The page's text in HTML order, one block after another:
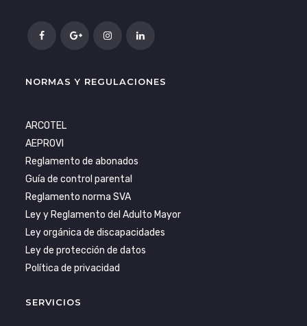
NORMAS Y REGULACIONES
ARCOTEL
AEPROVI
Reglamento de abonados
Guía de control parental
Reglamento norma SVA
Ley y Reglamento del Adulto Mayor
Ley orgánica de discapacidades
Ley de protección de datos
Política de privacidad
SERVICIOS